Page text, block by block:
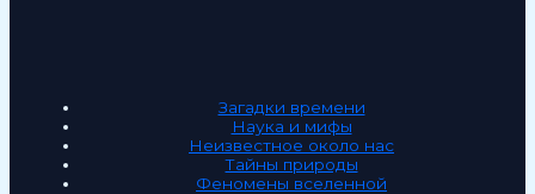
Загадки времени
Наука и мифы
Неизвестное около нас
Тайны природы
Феномены вселенной